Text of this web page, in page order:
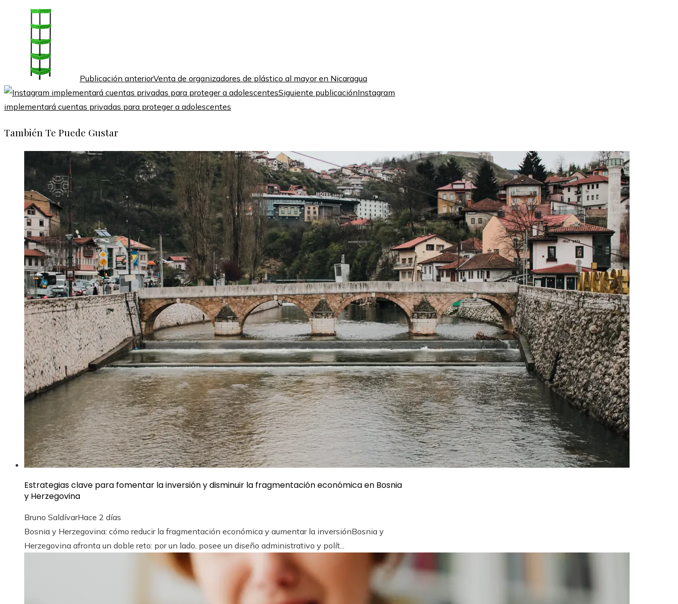
Publicación anteriorVenta de organizadores de plástico al mayor en Nicaragua
Siguiente publicaciónInstagram
implementará cuentas privadas para proteger a adolescentes
También Te Puede Gustar
Estrategias clave para fomentar la inversión y disminuir la fragmentación económica en Bosnia
y Herzegovina
Bruno SaldívarHace 2 días
Bosnia y Herzegovina: cómo reducir la fragmentación económica y aumentar la inversiónBosnia y
Herzegovina afronta un doble reto: por un lado, posee un diseño administrativo y polít...